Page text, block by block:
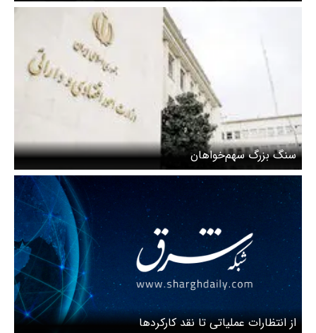
سنگ بزرگ سهم‌خواهان
از انتظارات عملیاتی تا نقد کارکردها